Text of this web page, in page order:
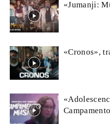
«Jumanji:
«Cronos»,